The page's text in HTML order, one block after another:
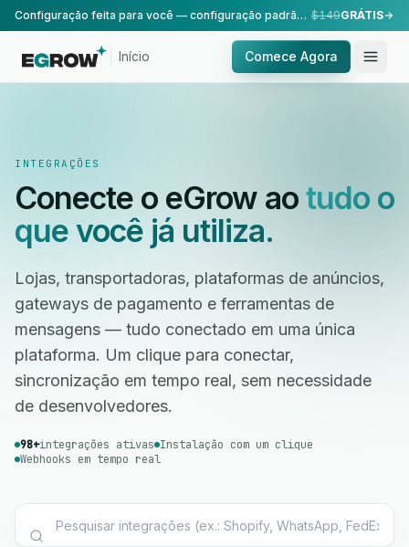
Configuração feita para você — configuração padrão, realizada pela nossa equipe. $149GRÁTIS
Início Comece Agora
INTEGRAÇÕES
Conecte o eGrow aotudo o
que você já utiliza.
Lojas, transportadoras, plataformas de anúncios,
gateways de pagamento e ferramentas de
mensagens — tudo conectado em uma única
plataforma. Um clique para conectar,
sincronização em tempo real, sem necessidade
de desenvolvedores.
98+integrações ativas Instalação com um clique
Webhooks em tempo real